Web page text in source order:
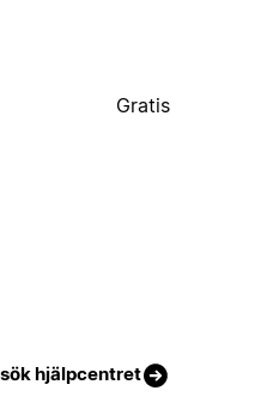
Gratis
hjälpcentret